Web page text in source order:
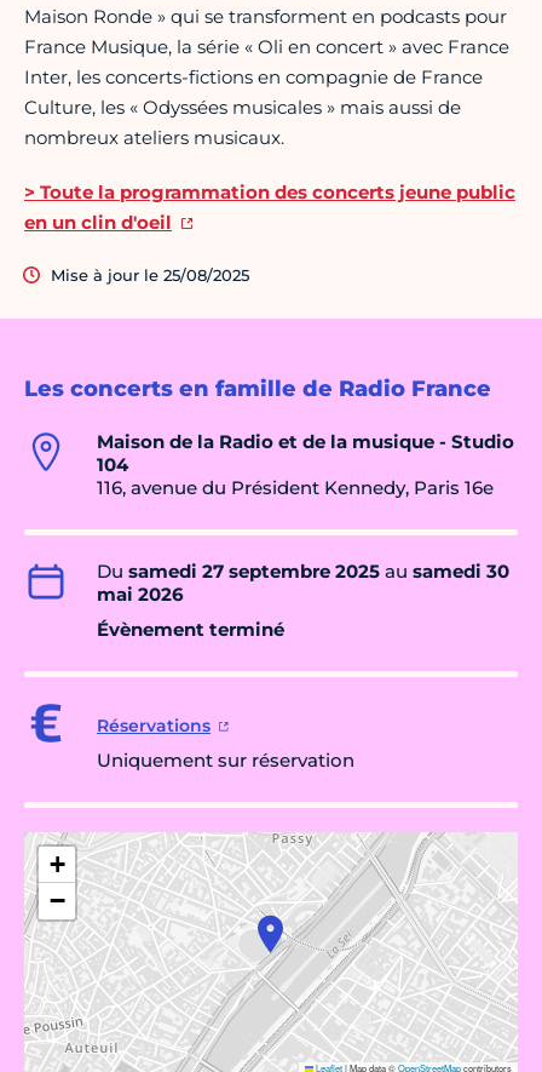
Les concerts en famille de Radio France
Maison de la Radio et de la musique - Studio
104
116, avenue du Président Kennedy, Paris 16e
Du samedi 27 septembre 2025 au samedi 30
mai 2026
Évènement terminé
Réservations
Uniquement sur réservation
+
−
Leaflet|Map data ©OpenStreetMapcontributors
Maison Ronde » qui se transforment en podcasts pour
France Musique, la série « Oli en concert » avec France
Inter, les concerts-fictions en compagnie de France
Culture, les « Odyssées musicales » mais aussi de
nombreux ateliers musicaux.
> Toute la programmation des concerts jeune public
en un clin d'oeil
Mise à jour le 25/08/2025